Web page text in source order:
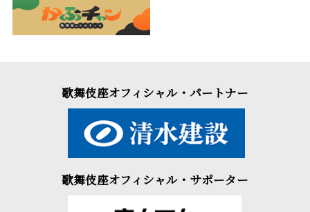
歌舞伎座オフィシャル・パートナー
歌舞伎座オフィシャル・サポーター